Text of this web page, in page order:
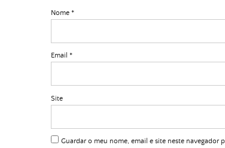
Nome *
Email *
Site
Guardar o meu nome, email e site neste navegador